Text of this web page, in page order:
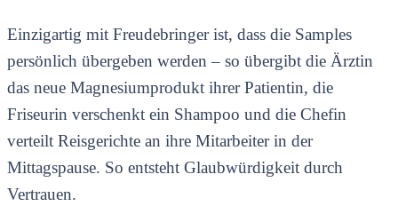
Einzigartig mit Freudebringer ist, dass die Samples
persönlich übergeben werden – so übergibt die Ärztin
das neue Magnesiumprodukt ihrer Patientin, die
Friseurin verschenkt ein Shampoo und die Chefin
verteilt Reisgerichte an ihre Mitarbeiter in der
Mittagspause. So entsteht Glaubwürdigkeit durch
Vertrauen.